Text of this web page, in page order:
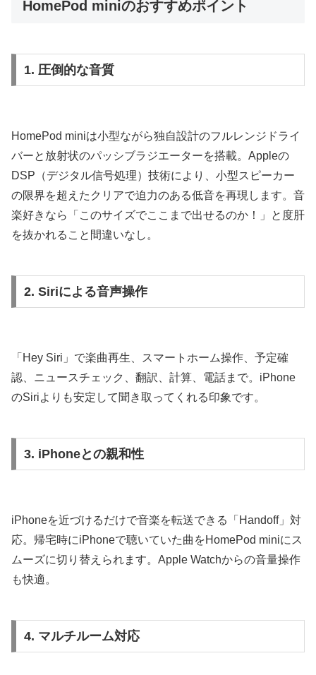
HomePod miniのおすすめポイント
1. 圧倒的な音質
HomePod miniは小型ながら独自設計のフルレンジドライ
バーと放射状のパッシブラジエーターを搭載。Appleの
DSP（デジタル信号処理）技術により、小型スピーカー
の限界を超えたクリアで迫力のある低音を再現します。音
楽好きなら「このサイズでここまで出せるのか！」と度肝
を抜かれること間違いなし。
2. Siriによる音声操作
「Hey Siri」で楽曲再生、スマートホーム操作、予定確
認、ニュースチェック、翻訳、計算、電話まで。iPhone
のSiriよりも安定して聞き取ってくれる印象です。
3. iPhoneとの親和性
iPhoneを近づけるだけで音楽を転送できる「Handoff」対
応。帰宅時にiPhoneで聴いていた曲をHomePod miniにス
ムーズに切り替えられます。Apple Watchからの音量操作
も快適。
4. マルチルーム対応